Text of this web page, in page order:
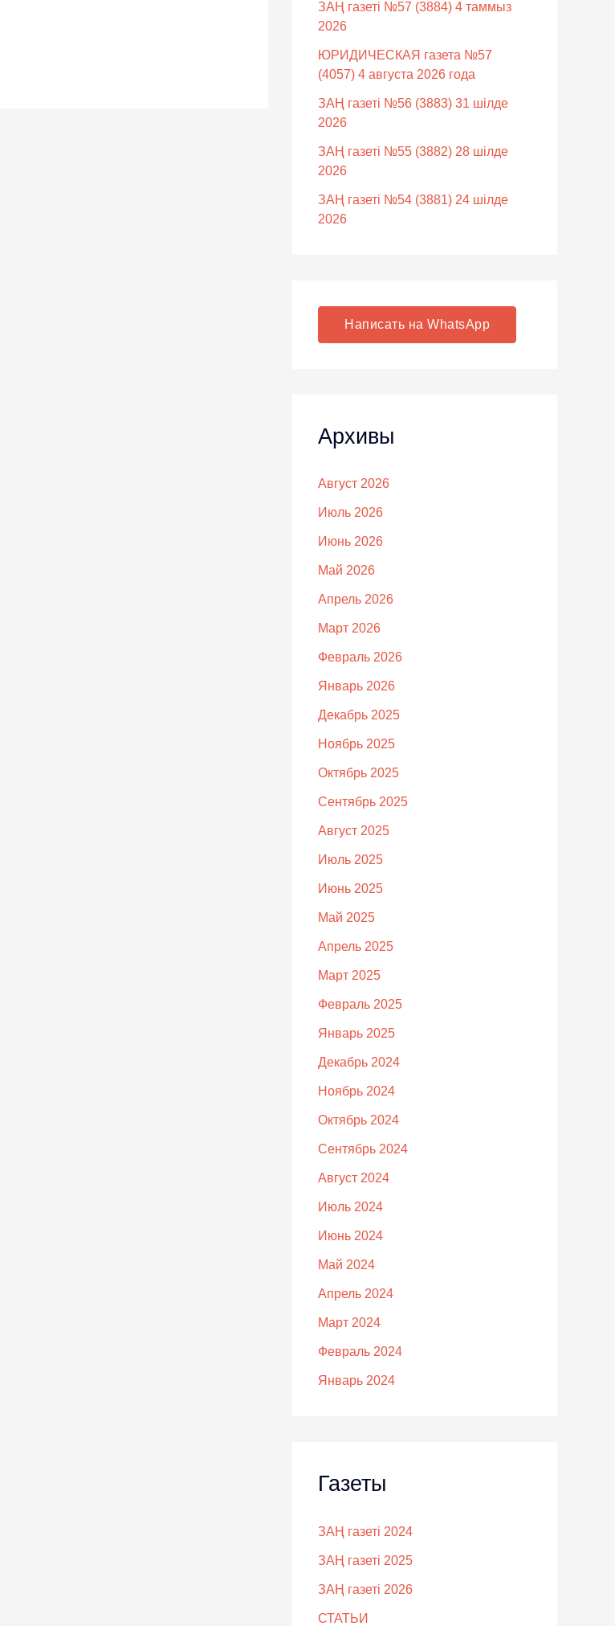
ЗАҢ газеті №57 (3884) 4 таммыз
2026
ЮРИДИЧЕСКАЯ газета №57
(4057) 4 августа 2026 года
ЗАҢ газеті №56 (3883) 31 шілде
2026
ЗАҢ газеті №55 (3882) 28 шілде
2026
ЗАҢ газеті №54 (3881) 24 шілде
2026
Написать на WhatsApp
Архивы
Август 2026
Июль 2026
Июнь 2026
Май 2026
Апрель 2026
Март 2026
Февраль 2026
Январь 2026
Декабрь 2025
Ноябрь 2025
Октябрь 2025
Сентябрь 2025
Август 2025
Июль 2025
Июнь 2025
Май 2025
Апрель 2025
Март 2025
Февраль 2025
Январь 2025
Декабрь 2024
Ноябрь 2024
Октябрь 2024
Сентябрь 2024
Август 2024
Июль 2024
Июнь 2024
Май 2024
Апрель 2024
Март 2024
Февраль 2024
Январь 2024
Газеты
ЗАҢ газеті 2024
ЗАҢ газеті 2025
ЗАҢ газеті 2026
СТАТЬИ